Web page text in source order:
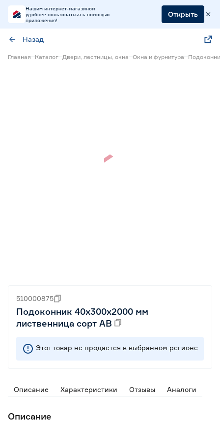
Нашим интернет-магазином
удобнее пользоваться с помощью
приложения!
Открыть
Назад
Главная Каталог Двери, лестницы, окна Окна и фурнитура
510000875
Подоконник 40x300x2000 мм
лиственница сорт АВ
Этот товар не продается в выбранном регионе
Описание Характеристики Отзывы Аналоги
Описание